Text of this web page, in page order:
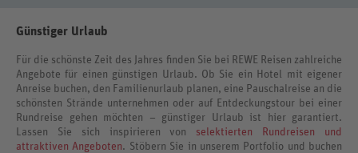
Günstiger Urlaub
Für die schönste Zeit des Jahres finden Sie bei REWE Reisen zahlreiche
Angebote für einen günstigen Urlaub. Ob Sie ein Hotel mit eigener
Anreise buchen, den Familienurlaub planen, eine Pauschalreise an die
schönsten Strände unternehmen oder auf Entdeckungstour bei einer
Rundreise gehen möchten – günstiger Urlaub ist hier garantiert.
Lassen Sie sich inspirieren von selektierten Rundreisen und
attraktiven Angeboten. Stöbern Sie in unserem Portfolio und buchen